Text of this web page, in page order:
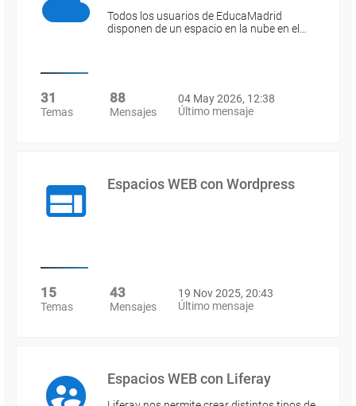
Todos los usuarios de EducaMadrid
disponen de un espacio en la nube en el…
31
Temas
88
Mensajes
04 May 2026, 12:38
Último mensaje
Espacios WEB con Wordpress
15
Temas
43
Mensajes
19 Nov 2025, 20:43
Último mensaje
Espacios WEB con Liferay